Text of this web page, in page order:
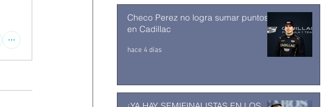
Checo Perez no logra sumar puntos
en Cadillac
hace 4 días